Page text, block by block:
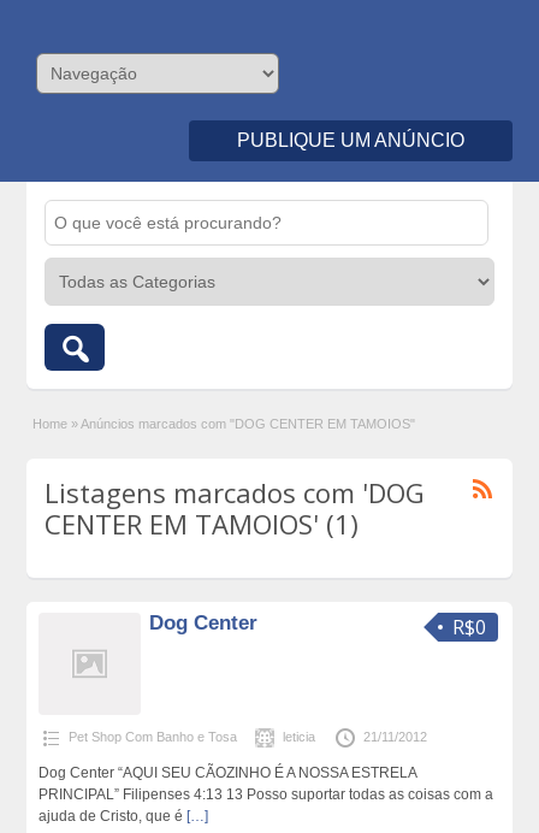
PUBLIQUE UM ANÚNCIO
Home » Anúncios marcados com "DOG CENTER EM TAMOIOS"
Listagens marcados com 'DOG
CENTER EM TAMOIOS' (1)
R$0
Dog Center
Pet Shop Com Banho e Tosa leticia 21/11/2012
Dog Center “AQUI SEU CÃOZINHO É A NOSSA ESTRELA
PRINCIPAL” Filipenses 4:13 13 Posso suportar todas as coisas com a
ajuda de Cristo, que é […]